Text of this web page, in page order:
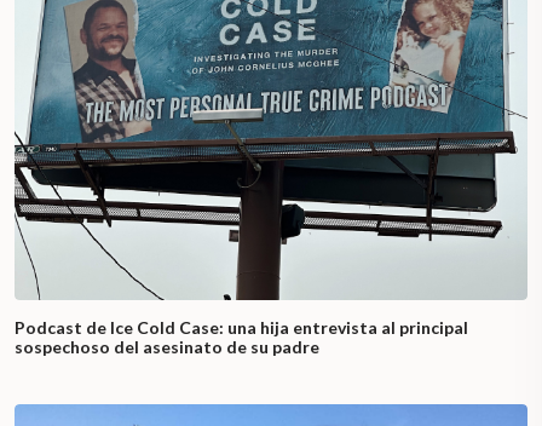
Podcast de Ice Cold Case: una hija entrevista al principal
sospechoso del asesinato de su padre